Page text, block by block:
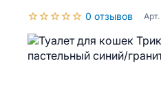
0 отзывов